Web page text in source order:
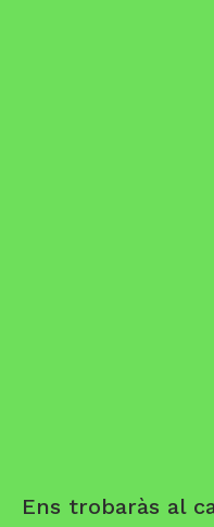
Ens trobaràs al